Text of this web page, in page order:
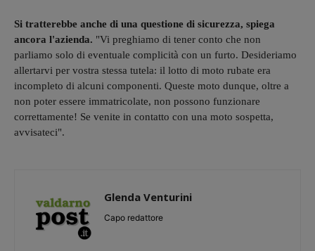
Si tratterebbe anche di una questione di sicurezza, spiega
ancora l'azienda. "Vi preghiamo di tener conto che non
parliamo solo di eventuale complicità con un furto. Desideriamo
allertarvi per vostra stessa tutela: il lotto di moto rubate era
incompleto di alcuni componenti. Queste moto dunque, oltre a
non poter essere immatricolate, non possono funzionare
correttamente! Se venite in contatto con una moto sospetta,
avvisateci".
Glenda Venturini
Capo redattore